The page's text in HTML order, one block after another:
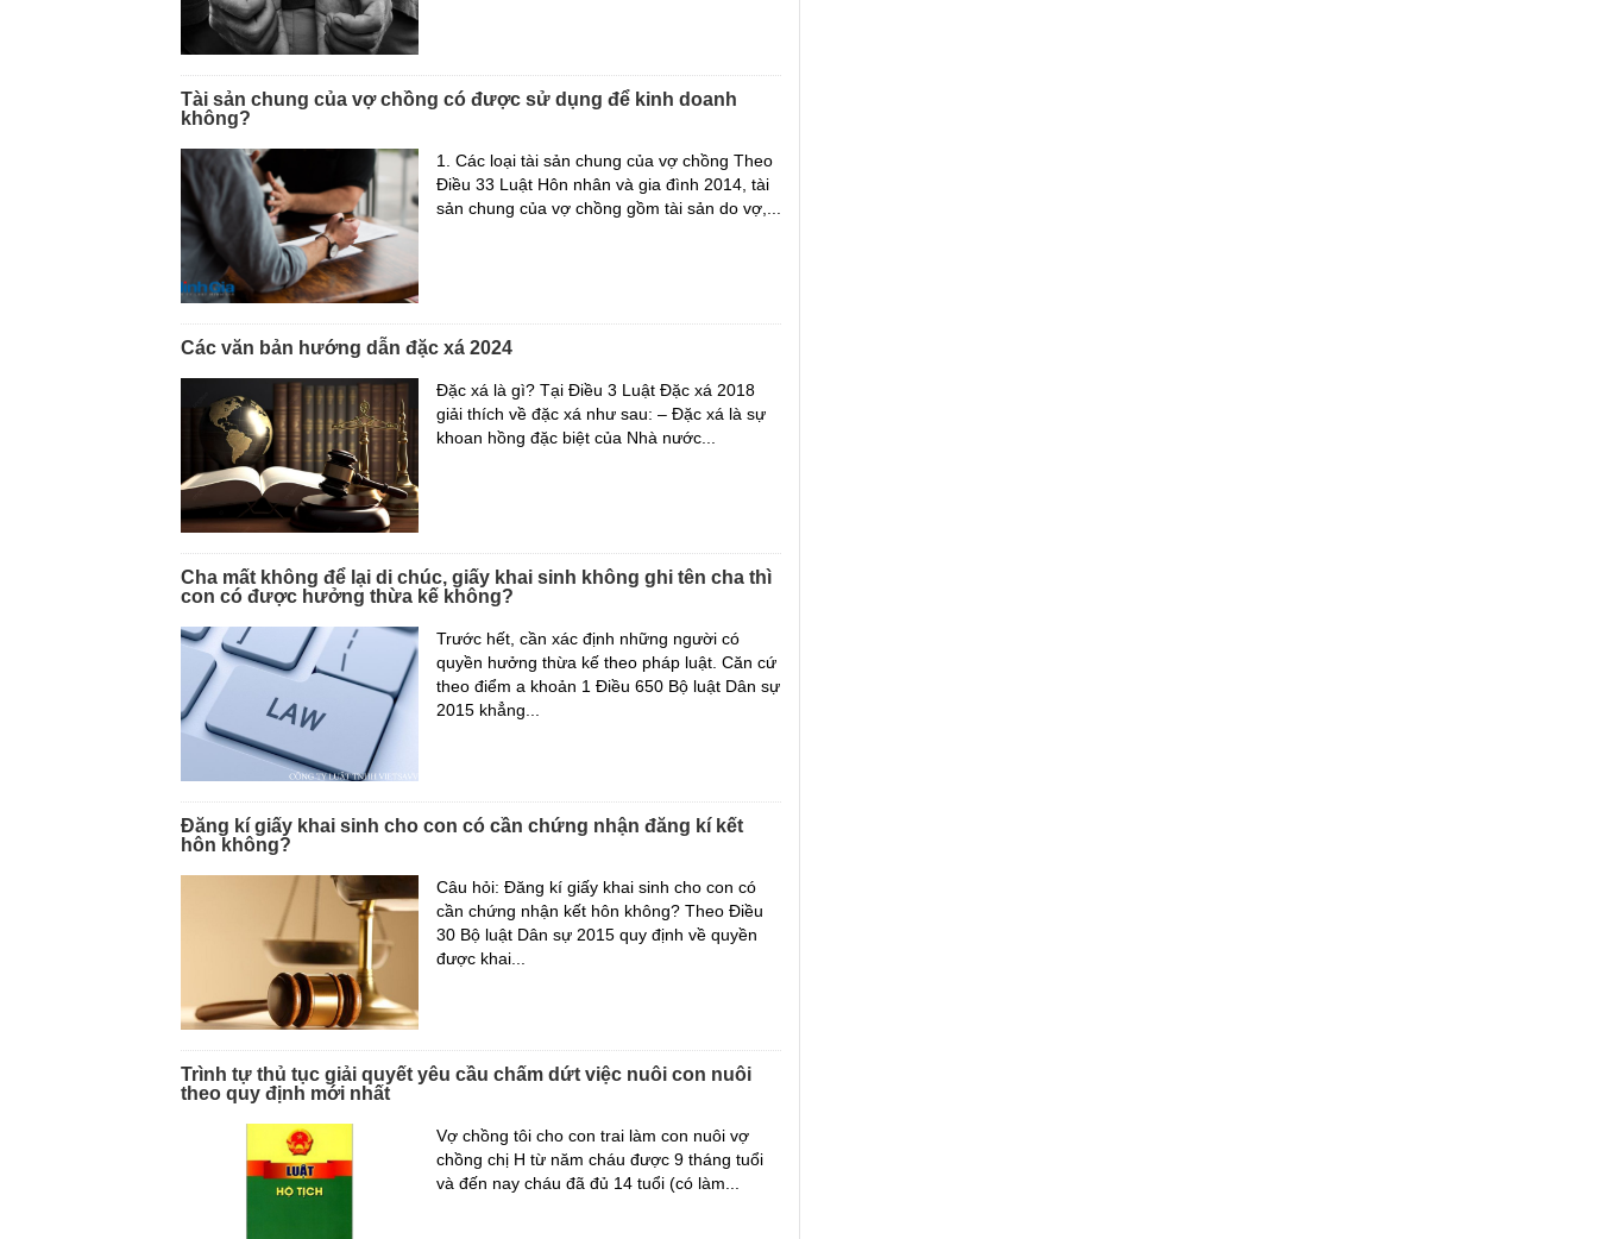
Tài sản chung của vợ chồng có được sử dụng để kinh doanh
không?
1. Các loại tài sản chung của vợ chồng Theo
Điều 33 Luật Hôn nhân và gia đình 2014, tài
sản chung của vợ chồng gồm tài sản do vợ,...
Các văn bản hướng dẫn đặc xá 2024
Đặc xá là gì? Tại Điều 3 Luật Đặc xá 2018
giải thích về đặc xá như sau: – Đặc xá là sự
khoan hồng đặc biệt của Nhà nước...
Cha mất không để lại di chúc, giấy khai sinh không ghi tên cha thì
con có được hưởng thừa kế không?
Trước hết, cần xác định những người có
quyền hưởng thừa kế theo pháp luật. Căn cứ
theo điểm a khoản 1 Điều 650 Bộ luật Dân sự
2015 khẳng...
Đăng kí giấy khai sinh cho con có cần chứng nhận đăng kí kết
hôn không?
Câu hỏi: Đăng kí giấy khai sinh cho con có
cần chứng nhận kết hôn không? Theo Điều
30 Bộ luật Dân sự 2015 quy định về quyền
được khai...
Trình tự thủ tục giải quyết yêu cầu chấm dứt việc nuôi con nuôi
theo quy định mới nhất
Vợ chồng tôi cho con trai làm con nuôi vợ
chồng chị H từ năm cháu được 9 tháng tuổi
và đến nay cháu đã đủ 14 tuổi (có làm...